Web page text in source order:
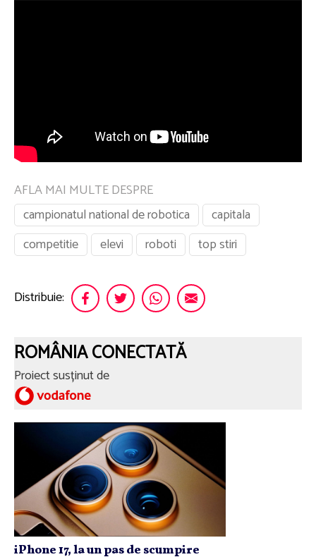
AFLA MAI MULTE DESPRE
campionatul national de robotica
capitala
competitie
elevi roboti top stiri
Distribuie:
ROMÂNIA CONECTATĂ
Proiect susținut de
iPhone 17, la un pas de scumpire